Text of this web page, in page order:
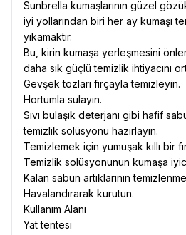
Sunbrella kumaşlarının güzel
iyi yollarından biri her ay kumaşı
yıkamaktır.
Bu, kirin kumaşa yerleşmesini
daha sık güçlü temizlik ihtiyacını
Gevşek tozları fırçayla temizleyin.
Hortumla sulayın.
Sıvı bulaşık deterjanı gibi hafif
temizlik solüsyonu hazırlayın.
Temizlemek için yumuşak kıllı bir
Temizlik solüsyonunun kumaşa
Kalan sabun artıklarının
Havalandırarak kurutun.
Kullanım Alanı
Yat tentesi